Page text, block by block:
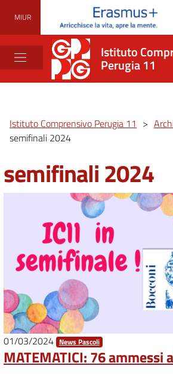
MIUR
Istituto
Perugia 11
Istituto Comprensivo Perugia 11 >
semifinali 2024
semifinali 2024
01/03/2024 News Pascoli
MATEMATICI: 76 ammessi